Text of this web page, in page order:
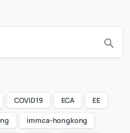
COVID19 ECA EE
immca-hongkong